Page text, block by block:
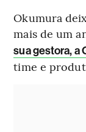
Okumura
mais de um
sua gestora, a
time e